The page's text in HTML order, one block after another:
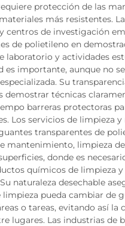
protección de las
más resistentes.
centros de investigación
de polietileno en
laboratorio y actividades
es importante, aunque no
Su
demostrar técnicas
barreras protectoras
Los servicios de limpieza
transparentes de
mantenimiento, limpieza
donde es
químicos de limpieza
naturaleza desechable
limpieza pueda cambiar de
o tareas, evitando así la
lugares. Las industrias de